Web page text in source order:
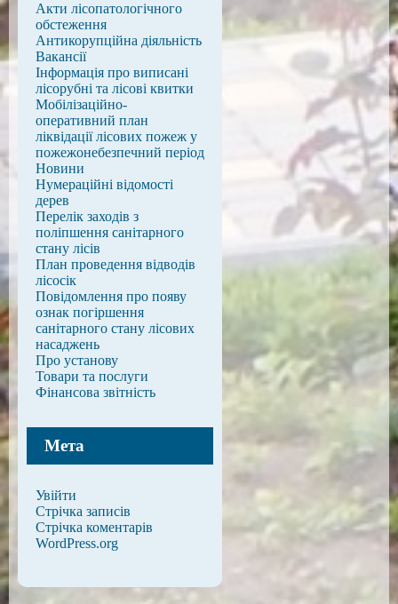
Акти лісопатологічного
обстеження
Антикорупційна діяльність
Вакансії
Інформація про виписані
лісорубні та лісові квитки
Мобілізаційно-
оперативний план
ліквідації лісових пожеж у
пожежонебезпечний період
Новини
Нумераційні відомості
дерев
Перелік заходів з
поліпшення санітарного
стану лісів
План проведення відводів
лісосік
Повідомлення про появу
ознак погіршення
санітарного стану лісових
насаджень
Про установу
Товари та послуги
Фінансова звітність
Мета
Увійти
Стрічка записів
Стрічка коментарів
WordPress.org